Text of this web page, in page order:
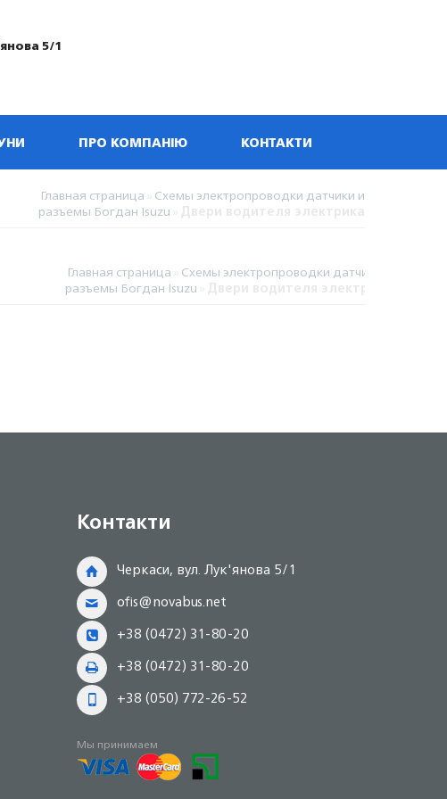
5/1
ПРО КОМПАНІЮ КОНТАКТИ
Главная страница Схемы электропроводки датчики и
разъемы Богдан Isuzu
Главная страница Схемы электропроводки датчики и
разъемы Богдан Isuzu
Контакти
Черкаси, вул. Лук'янова 5/1
ofis@novabus.net
+38 (0472) 31-80-20
+38 (0472) 31-80-20
+38 (050) 772-26-52
Мы принимаем